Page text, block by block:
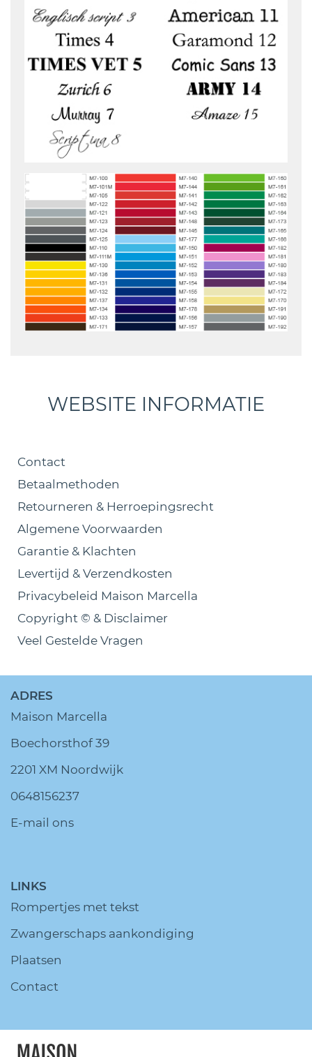
WEBSITE INFORMATIE
Contact
Betaalmethoden
Retourneren & Herroepingsrecht
Algemene Voorwaarden
Garantie & Klachten
Levertijd & Verzendkosten
Privacybeleid Maison Marcella
Copyright © & Disclaimer
Veel Gestelde Vragen
ADRES
Maison Marcella
Boechorsthof 39
2201 XM Noordwijk
0648156237
E-mail ons
LINKS
Rompertjes met tekst
Zwangerschaps aankondiging
Plaatsen
Contact